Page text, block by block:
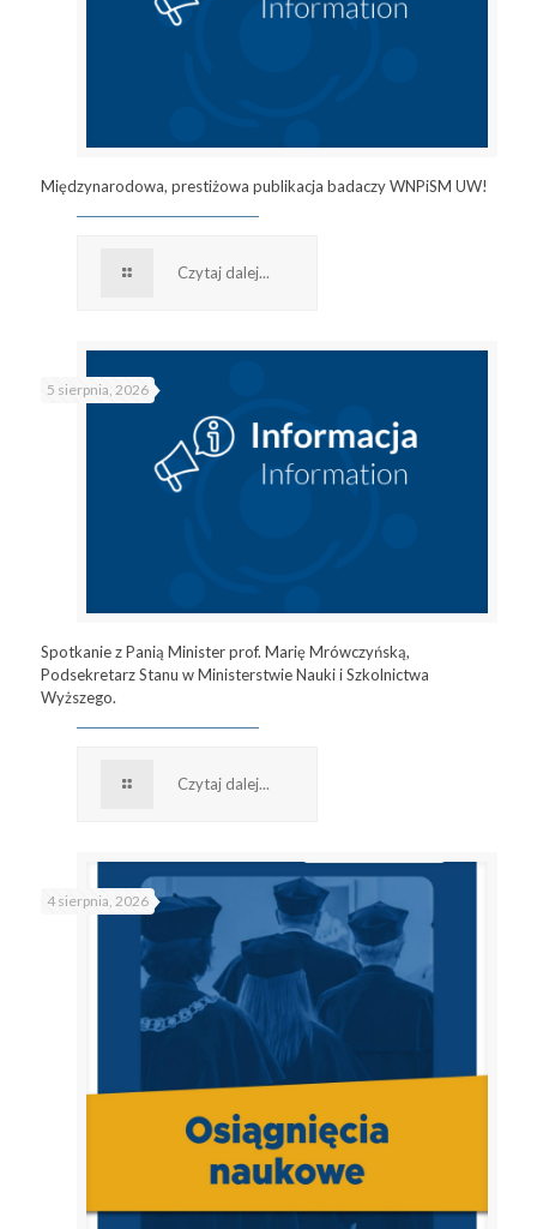
Międzynarodowa, prestiżowa publikacja badaczy WNPiSM UW!
Czytaj dalej...
5 sierpnia, 2026
Spotkanie z Panią Minister prof. Marię Mrówczyńską,
Podsekretarz Stanu w Ministerstwie Nauki i Szkolnictwa
Wyższego.
Czytaj dalej...
4 sierpnia, 2026